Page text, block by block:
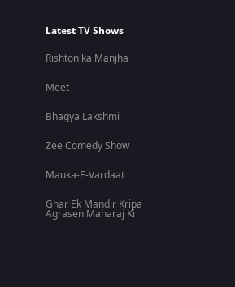
Latest TV Shows
Rishton ka Manjha
Meet
Bhagya Lakshmi
Zee Comedy Show
Mauka-E-Vardaat
Ghar Ek Mandir Kripa
Agrasen Maharaj Ki